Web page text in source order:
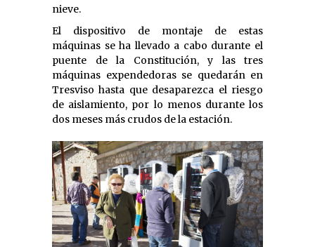
nieve.
El dispositivo de montaje de estas
máquinas se ha llevado a cabo durante el
puente de la Constitución, y las tres
máquinas expendedoras se quedarán en
Tresviso hasta que desaparezca el riesgo
de aislamiento, por lo menos durante los
dos meses más crudos de la estación.